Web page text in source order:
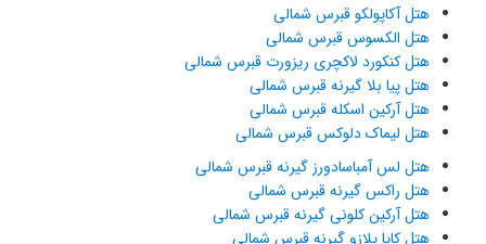
هتل آکاپولکو قبرس شمالی
هتل الکسوس قبرس شمالی
هتل کنکورد لاکچری ریزورت قبرس شمالی
هتل پیا بلا گیرنه قبرس شمالی
هتل آرکین اسکله قبرس شمالی
هتل لیماک دلوکس قبرس شمالی
هتل لس آمباسادورز گیرنه قبرس شمالی
هتل راکس گیرنه قبرس شمالی
هتل آرکین کلونی گیرنه قبرس شمالی
هتل کایا پلازو گیرنه قبرس شمالی